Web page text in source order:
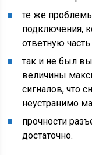
те же
подключения,
ответную
так и не был
величины
сигналов, что
неустранимо
прочности
достаточно.